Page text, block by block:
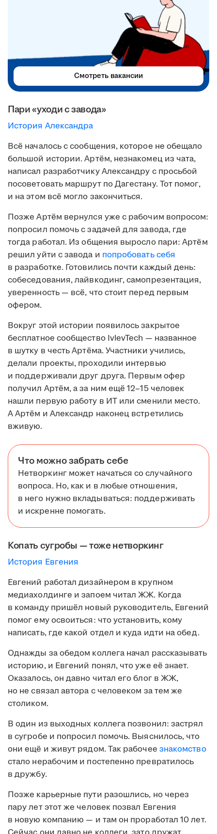
Пари «уходи с завода»
История Александра
Всё началось с сообщения, которое не обещало
большой истории. Артём, незнакомец из чата,
написал разработчику Александру с просьбой
посоветовать маршрут по Дагестану. Тот помог,
и на этом всё могло закончиться.
Позже Артём вернулся уже с рабочим вопросом:
попросил помочь с задачей для завода, где
тогда работал. Из общения выросло пари: Артём
решил уйти с завода и попробовать себя
в разработке. Готовились почти каждый день:
собеседования, лайвкодинг, самопрезентация,
уверенность — всё, что стоит перед первым
офером.
Вокруг этой истории появилось закрытое
бесплатное сообщество IvlevTech — названное
в шутку в честь Артёма. Участники учились,
делали проекты, проходили интервью
и поддерживали друг друга. Первым офер
получил Артём, а за ним ещё 12–15 человек
нашли первую работу в ИТ или сменили место.
А Артём и Александр наконец встретились
вживую.
Что можно забрать себе
Нетворкинг может начаться со случайного
вопроса. Но, как и в любые отношения,
в него нужно вкладываться: поддерживать
и искренне помогать.
Копать сугробы — тоже нетворкинг
История Евгения
Евгений работал дизайнером в крупном
медиахолдинге и запоем читал ЖЖ. Когда
в команду пришёл новый руководитель, Евгений
помог ему освоиться: что установить, кому
написать, где какой отдел и куда идти на обед.
Однажды за обедом коллега начал рассказывать
историю, и Евгений понял, что уже её знает.
Оказалось, он давно читал его блог в ЖЖ,
но не связал автора с человеком за тем же
столиком.
В один из выходных коллега позвонил: застрял
в сугробе и попросил помочь. Выяснилось, что
они ещё и живут рядом. Так рабочее знакомство
стало нерабочим и постепенно превратилось
в дружбу.
Позже карьерные пути разошлись, но через
пару лет этот же человек позвал Евгения
в новую компанию — и там он проработал 10 лет.
Смотреть вакансии